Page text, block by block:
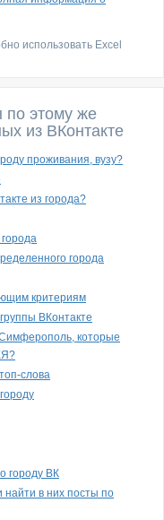
использовать Excel
по этому же
из ВКонтакте
проживания, вузу?
из города?
города
критериям
ВКонтакте
Симферополь, которые
слова
городу ВК
найти в них посты по